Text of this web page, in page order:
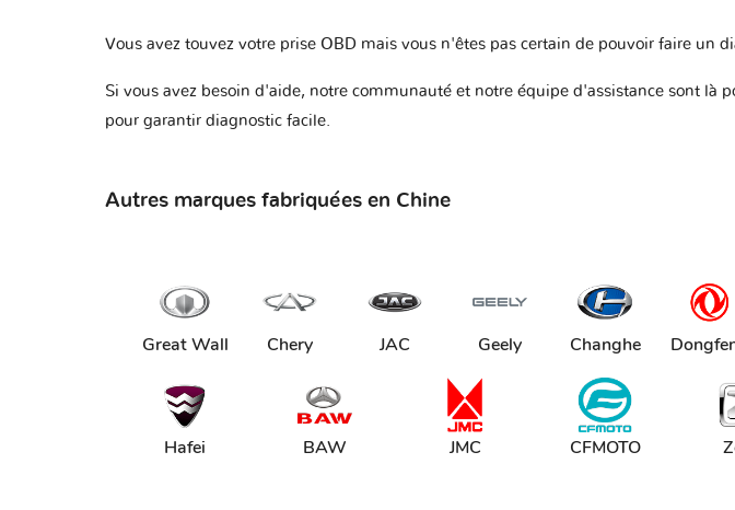
Vous avez touvez votre prise OBD mais vous n'êtes pas certain de pouvoir faire un
Si vous avez besoin d'aide, notre communauté et notre équipe d'assistance sont là
pour garantir diagnostic facile.
Autres marques fabriquées en Chine
Great Wall Chery JAC Geely Changhe
Hafei BAW JMC CFMOTO